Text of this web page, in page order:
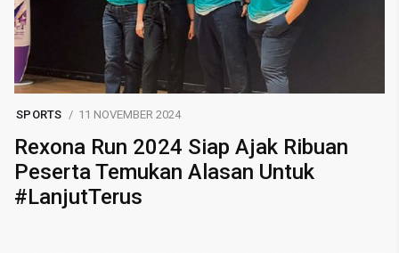
SPORTS 11 NOVEMBER 2024
Rexona Run 2024 Siap Ajak Ribuan
Peserta Temukan Alasan Untuk
#LanjutTerus